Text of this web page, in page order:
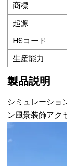
商標
起源
HSコード
生産能力
製品説明
シミュレーショ
ン風景装飾アク